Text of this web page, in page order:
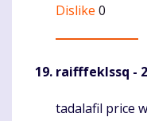
Dislike 0
raifffeklssq -
Komentaras
tadalafil price